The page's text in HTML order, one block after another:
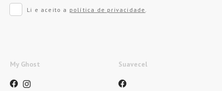
Li e aceito a política de privacidade
My Ghost Suavecel